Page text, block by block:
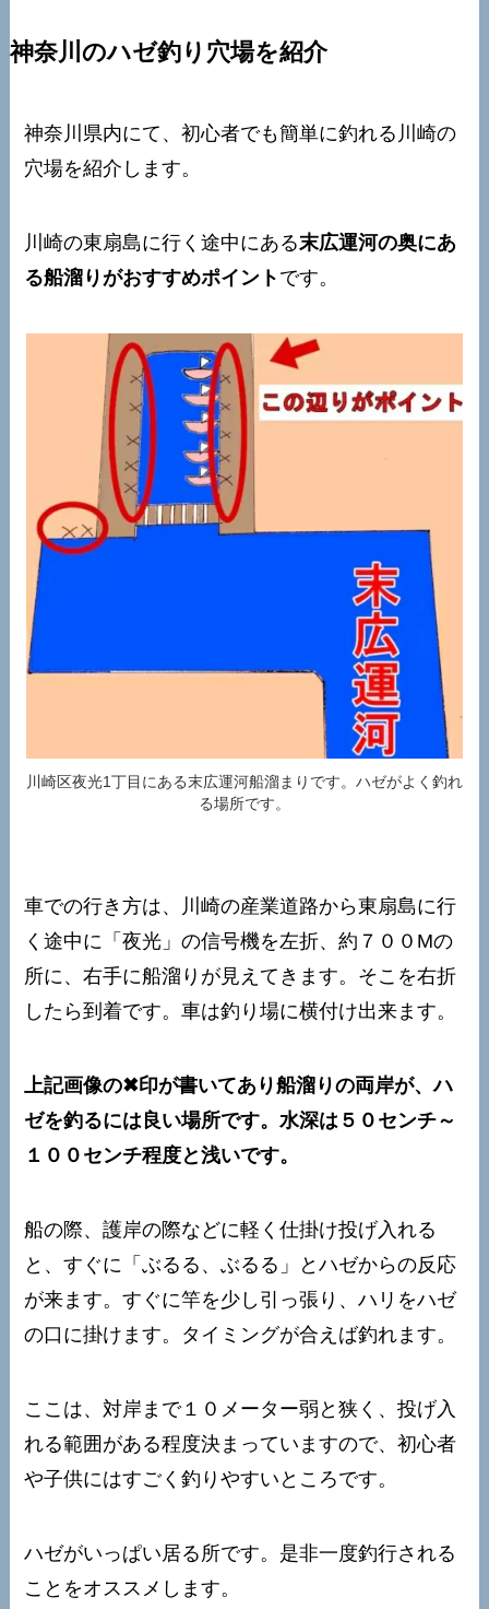
神奈川のハゼ釣り穴場を紹介
神奈川県内にて、初心者でも簡単に釣れる川崎の
穴場を紹介します。
川崎の東扇島に行く途中にある末広運河の奥にあ
る船溜りがおすすめポイント です。
川崎区夜光1丁目にある末広運河船溜まりです。ハゼがよく釣れ
る場所です。
車での行き方は、川崎の産業道路から東扇島に行
く途中に「夜光」の信号機を左折、約７００Mの
所に、右手に船溜りが見えてきます。そこを右折
したら到着です。車は釣り場に横付け出来ます。
上記画像の✖印が書いてあり船溜りの両岸が、ハ
ゼを釣るには良い場所です。水深は５０センチ～
１００センチ程度と浅いです。
船の際、護岸の際などに軽く仕掛け投げ入れる
と、すぐに「ぶるる、ぶるる」とハゼからの反応
が来ます。すぐに竿を少し引っ張り、ハリをハゼ
の口に掛けます。タイミングが合えば釣れます。
ここは、対岸まで１０メーター弱と狭く、投げ入
れる範囲がある程度決まっていますので、初心者
や子供にはすごく釣りやすいところです。
ハゼがいっぱい居る所です。是非一度釣行される
ことをオススメします。